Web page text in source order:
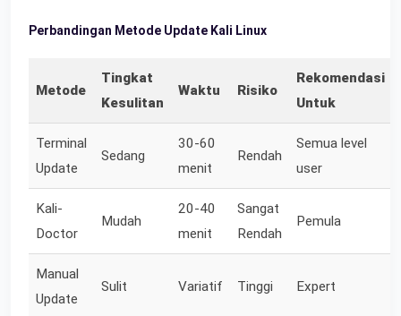
Perbandingan Metode Update Kali Linux
Metode
Tingkat
Kesulitan
Waktu Risiko
Rekomendasi
Untuk
Terminal
Update
Sedang
30-60
menit
Rendah
Semua level
user
Kali-
Doctor
Mudah
20-40
menit
Sangat
Rendah
Pemula
Manual
Update
Sulit Variatif Tinggi Expert